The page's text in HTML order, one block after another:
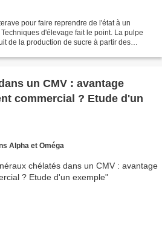
pour faire reprendre de l'état à un
d'élevage fait le point. La pulpe
de la production de sucre à partir des
un CMV : avantage
commercial ? Etude d'un
Alpha et Oméga